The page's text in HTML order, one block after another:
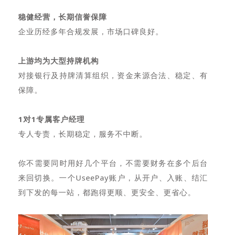
稳健经营，长期信誉保障
企业历经多年合规发展，市场口碑良好。
上游均为大型持牌机构
对接银行及持牌清算组织，资金来源合法、稳定、有
保障。
1对1专属客户经理
专人专责，长期稳定，服务不中断。
你不需要同时用好几个平台，不需要财务在多个后台
来回切换。一个UseePay账户，从开户、入账、结汇
到下发的每一站，都跑得更顺、更安全、更省心。